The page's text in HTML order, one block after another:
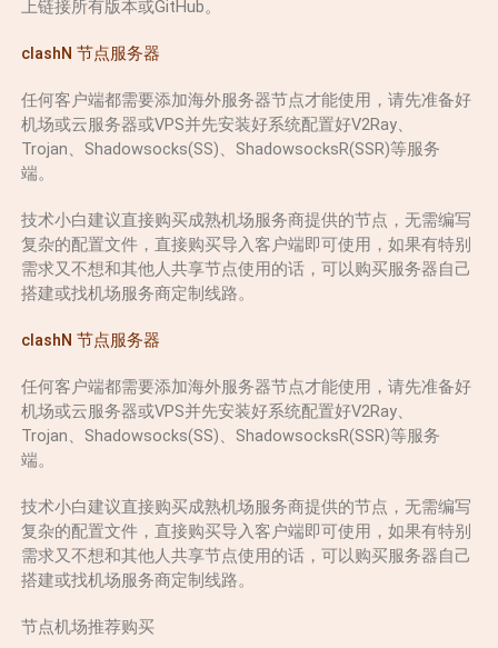
上链接所有版本或GitHub。
clashN 节点服务器
任何客户端都需要添加海外服务器节点才能使用，请先准备好
机场或云服务器或VPS并先安装好系统配置好V2Ray、
Trojan、Shadowsocks(SS)、ShadowsocksR(SSR)等服务
端。
技术小白建议直接购买成熟机场服务商提供的节点，无需编写
复杂的配置文件，直接购买导入客户端即可使用，如果有特别
需求又不想和其他人共享节点使用的话，可以购买服务器自己
搭建或找机场服务商定制线路。
clashN 节点服务器
任何客户端都需要添加海外服务器节点才能使用，请先准备好
机场或云服务器或VPS并先安装好系统配置好V2Ray、
Trojan、Shadowsocks(SS)、ShadowsocksR(SSR)等服务
端。
技术小白建议直接购买成熟机场服务商提供的节点，无需编写
复杂的配置文件，直接购买导入客户端即可使用，如果有特别
需求又不想和其他人共享节点使用的话，可以购买服务器自己
搭建或找机场服务商定制线路。
节点机场推荐购买